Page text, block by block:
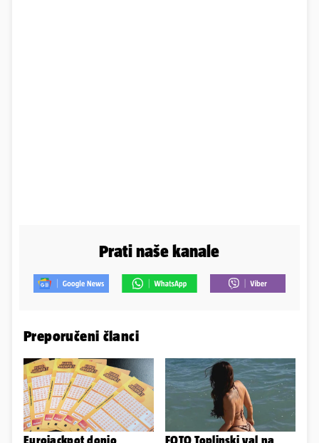
Prati naše kanale
Preporučeni članci
Eurojackpot donio FOTO Toplinski val na